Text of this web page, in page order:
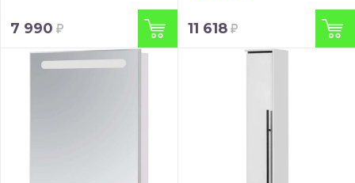
7 990 11 618